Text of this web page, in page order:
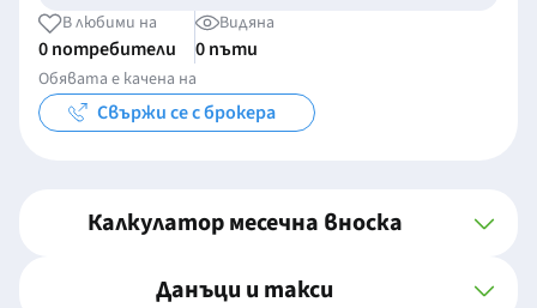
В любими на
0 потребители
Видяна
0 пъти
Обявата е качена на
Свържи се с брокера
Калкулатор месечна вноска
Данъци и такси